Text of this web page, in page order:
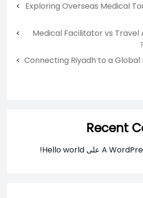
Exploring Overseas Medical
Medical Facilitator vs Travel
Connecting Riyadh to a
Recent
A على Hello world!